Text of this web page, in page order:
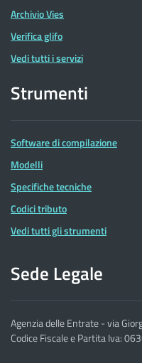
Archivio Vies
Verifica glifo
Vedi tutti i servizi
Strumenti
Software di compilazione
Modelli
Specifiche tecniche
Codici tributo
Vedi tutti gli strumenti
Sede Legale
Agenzia delle Entrate - via
Codice Fiscale e Partita Iva: